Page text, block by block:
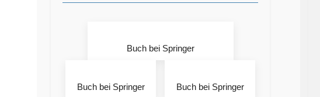
Buch bei Springer
Buch bei Springer Buch bei Springer